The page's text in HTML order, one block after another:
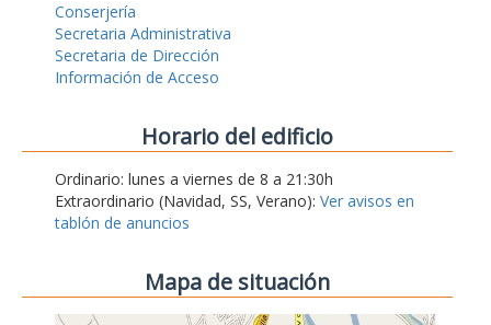
Conserjería
Secretaria Administrativa
Secretaria de Dirección
Información de Acceso
Horario del edificio
Ordinario: lunes a viernes de 8 a 21:30h
Extraordinario (Navidad, SS, Verano): Ver avisos en
tablón de anuncios
Mapa de situación